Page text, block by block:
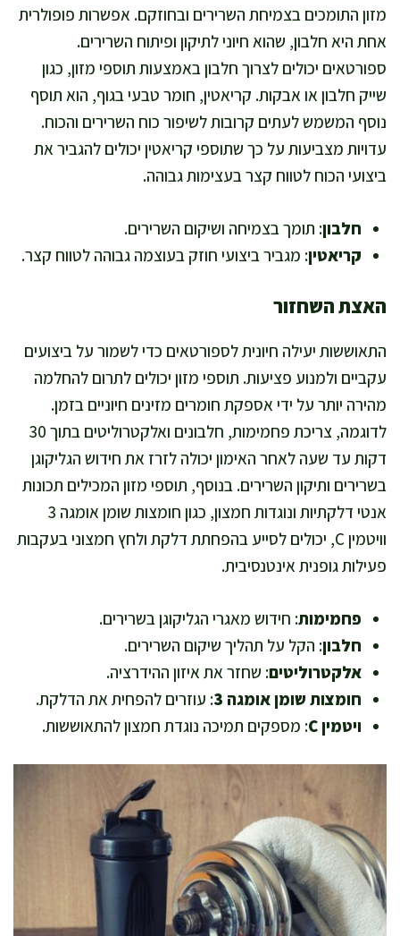
מזון התומכים בצמיחת השרירים ובחוזקם. אפשרות פופולרית
אחת היא חלבון, שהוא חיוני לתיקון ופיתוח השרירים.
ספורטאים יכולים לצרוך חלבון באמצעות תוספי מזון, כגון
שייק חלבון או אבקות. קריאטין, חומר טבעי בגוף, הוא תוסף
נוסף המשמש לעתים קרובות לשיפור כוח השרירים והכוח.
עדויות מצביעות על כך שתוספי קריאטין יכולים להגביר את
ביצועי הכוח לטווח קצר בעצימות גבוהה.
חלבון: תומך בצמיחה ושיקום השרירים.
קריאטין: מגביר ביצועי חוזק בעוצמה גבוהה לטווח קצר.
האצת השחזור
התאוששות יעילה חיונית לספורטאים כדי לשמור על ביצועים
עקביים ולמנוע פציעות. תוספי מזון יכולים לתרום להחלמה
מהירה יותר על ידי אספקת חומרים מזינים חיוניים בזמן.
לדוגמה, צריכת פחמימות, חלבונים ואלקטרוליטים בתוך 30
דקות עד שעה לאחר האימון יכולה לזרז את חידוש הגליקוגן
בשרירים ותיקון השרירים. בנוסף, תוספי מזון המכילים תכונות
אנטי דלקתיות ונוגדות חמצון, כגון חומצות שומן אומגה 3
וויטמין C, יכולים לסייע בהפחתת דלקת ולחץ חמצוני בעקבות
פעילות גופנית אינטנסיבית.
פחמימות: חידוש מאגרי הגליקוגן בשרירים.
חלבון: הקל על תהליך שיקום השרירים.
אלקטרוליטים: שחזר את איזון ההידרציה.
חומצות שומן אומגה 3
: עוזרים להפחית את הדלקת.
ויטמין C : מספקים תמיכה נוגדת חמצון להתאוששות.